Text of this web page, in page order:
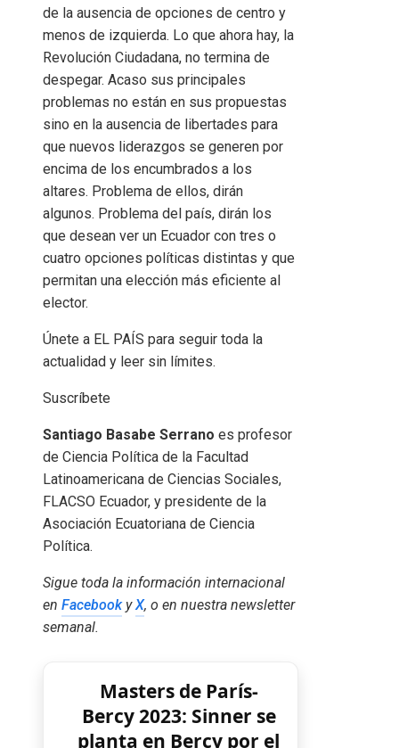
de la ausencia de opciones de centro y
menos de izquierda. Lo que ahora hay, la
Revolución Ciudadana, no termina de
despegar. Acaso sus principales
problemas no están en sus propuestas
sino en la ausencia de libertades para
que nuevos liderazgos se generen por
encima de los encumbrados a los
altares. Problema de ellos, dirán
algunos. Problema del país, dirán los
que desean ver un Ecuador con tres o
cuatro opciones políticas distintas y que
permitan una elección más eficiente al
elector.
Únete a EL PAÍS para seguir toda la
actualidad y leer sin límites.
Suscríbete
Santiago Basabe Serrano es profesor
de Ciencia Política de la Facultad
Latinoamericana de Ciencias Sociales,
FLACSO Ecuador, y presidente de la
Asociación Ecuatoriana de Ciencia
Política.
Sigue toda la información internacional
en FacebookyX, o en nuestra newsletter
semanal.
Masters de París-
Bercy 2023: Sinner se
planta en Bercy por el